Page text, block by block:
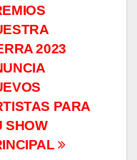
2023
PARA
SHOW